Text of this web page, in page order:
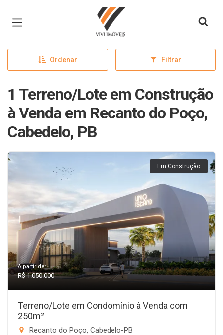
Página inicial
Ordenar Filtrar
1 Terreno/Lote em Construção
à Venda em Recanto do Poço,
Cabedelo, PB
Em Construção
A partir de:
R$ 1.050.000
Terreno/Lote em Condomínio à Venda com
250m²
Recanto do Poço, Cabedelo-PB